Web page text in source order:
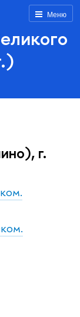
Меню
г.